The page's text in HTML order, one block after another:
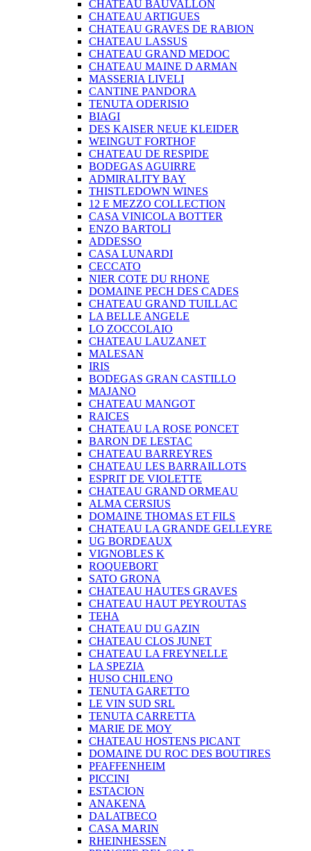
CHATEAU BAUVALLON
CHATEAU ARTIGUES
CHATEAU GRAVES DE RABION
CHATEAU LASSUS
CHATEAU GRAND MEDOC
CHATEAU MAINE D ARMAN
MASSERIA LIVELI
CANTINE PANDORA
TENUTA ODERISIO
BIAGI
DES KAISER NEUE KLEIDER
WEINGUT FORTHOF
CHATEAU DE RESPIDE
BODEGAS AGUIRRE
ADMIRALITY BAY
THISTLEDOWN WINES
12 E MEZZO COLLECTION
CASA VINICOLA BOTTER
ENZO BARTOLI
ADDESSO
CASA LUNARDI
CECCATO
NIER COTE DU RHONE
DOMAINE PECH DES CADES
CHATEAU GRAND TUILLAC
LA BELLE ANGELE
LO ZOCCOLAIO
CHATEAU LAUZANET
MALESAN
IRIS
BODEGAS GRAN CASTILLO
MAJANO
CHATEAU MANGOT
RAICES
CHATEAU LA ROSE PONCET
BARON DE LESTAC
CHATEAU BARREYRES
CHATEAU LES BARRAILLOTS
ESPRIT DE VIOLETTE
CHATEAU GRAND ORMEAU
ALMA CERSIUS
DOMAINE THOMAS ET FILS
CHATEAU LA GRANDE GELLEYRE
UG BORDEAUX
VIGNOBLES K
ROQUEBORT
SATO GRONA
CHATEAU HAUTES GRAVES
CHATEAU HAUT PEYROUTAS
TEHA
CHATEAU DU GAZIN
CHATEAU CLOS JUNET
CHATEAU LA FREYNELLE
LA SPEZIA
HUSO CHILENO
TENUTA GARETTO
LE VIN SUD SRL
TENUTA CARRETTA
MARIE DE MOY
CHATEAU HOSTENS PICANT
DOMAINE DU ROC DES BOUTIRES
PFAFFENHEIM
PICCINI
ESTACION
ANAKENA
DALATBECO
CASA MARIN
RHEINHESSEN